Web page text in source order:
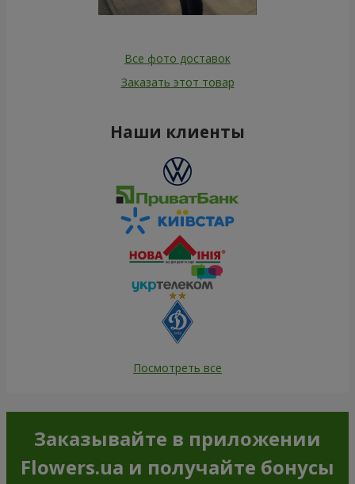
Все фото доставок
Заказать этот товар
Наши клиенты
Посмотреть все
Заказывайте в приложении
Flowers.ua и получайте бонусы